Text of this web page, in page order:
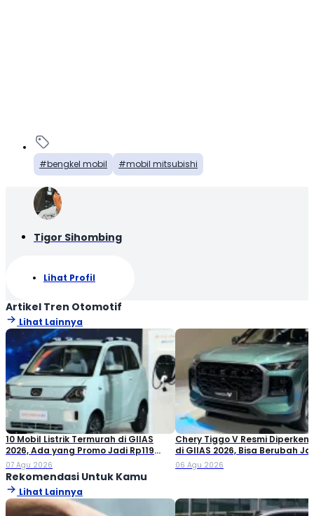
bengkel mobil mobil mitsubishi
Tigor Sihombing
Lihat Profil
Artikel Tren Otomotif
Lihat Lainnya
10 Mobil Listrik Termurah di GIIAS
2026, Ada yang Promo Jadi Rp119
Jutaan!
07 Agu 2026
Chery Tiggo V Resmi
di GIIAS 2026, Bisa Berubah
Double Cabin
06 Agu 2026
Rekomendasi Untuk Kamu
Lihat Lainnya